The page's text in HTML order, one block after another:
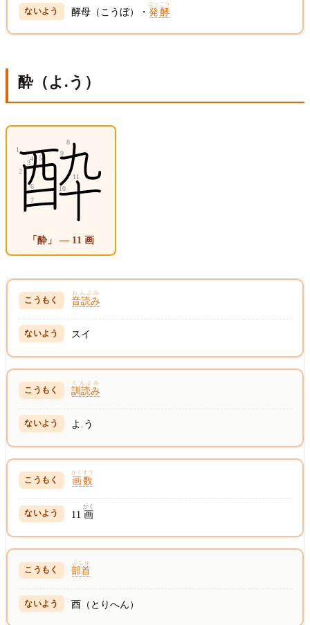
酵母（こうぼ）・発酵
はっこう
酔（よ.う）
「酔」 — 11 画
音読み
おんよみ
スイ
訓読み
くんよみ
よ.う
画数
かくすう
11画
かく
部首
ぶしゅ
酉（とりへん）